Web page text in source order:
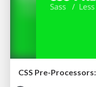
CSS Pre-